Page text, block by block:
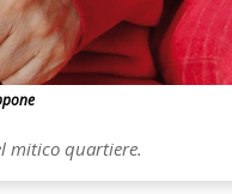
mitico quartiere.